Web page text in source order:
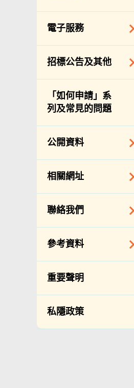
食物安全
私營骨灰龕
公共設施
電子服務
網上付款
招標公告及其他
招標通告索引
主要採購服務預覽
申請納入食物環境
衞生署通知名單
的標準僱傭合約
「如何申請」系
列及常見的問題
公開資料
公開資料守則
備存紀錄一覽表
相關網址
相關政府機構
聯絡我們
查詢、建議、要求
和投訴
分區環境衞生辦事
處地址及電話
滲水投訴調查聯合
辦事處 辦公時間、
參考資料
年度整合開放數據
計劃（包含空間數
據計劃）
立法會事務
促進種族平等
重要聲明
私隱政策